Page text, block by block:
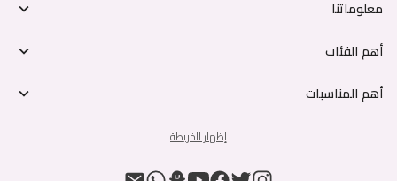
معلوماتنا
أهم الفئات
أهم المناسبات
إظهار الخريطة